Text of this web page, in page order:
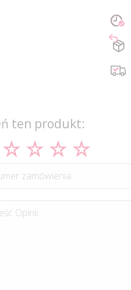
ten produkt:
zamówienia:
Opinii: